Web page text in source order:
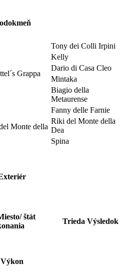
Tony dei Colli Irpini
Kelly
Grappa
Dario di Casa Cleo
Mintaka
Biagio della
Metaurense
Fanny delle Farnie
Monte della
Riki del Monte della
Dea
Spina
štát
Trieda Výsledok
Výkon